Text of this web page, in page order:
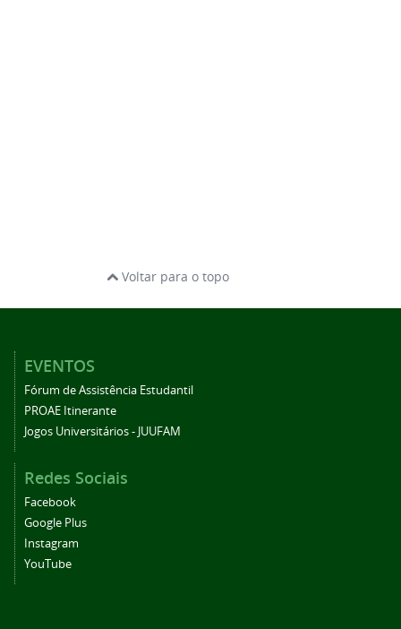
Voltar para o topo
EVENTOS
Fórum de Assistência Estudantil
PROAE Itinerante
Jogos Universitários - JUUFAM
Redes Sociais
Facebook
Google Plus
Instagram
YouTube